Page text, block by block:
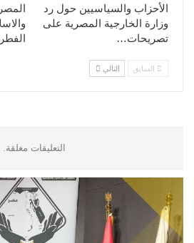
الأحزاب والسياسيين حول رد
وزارة الخارجية المصرية على
تصريحات…
السابق التالي
التعليقات مغلقة.